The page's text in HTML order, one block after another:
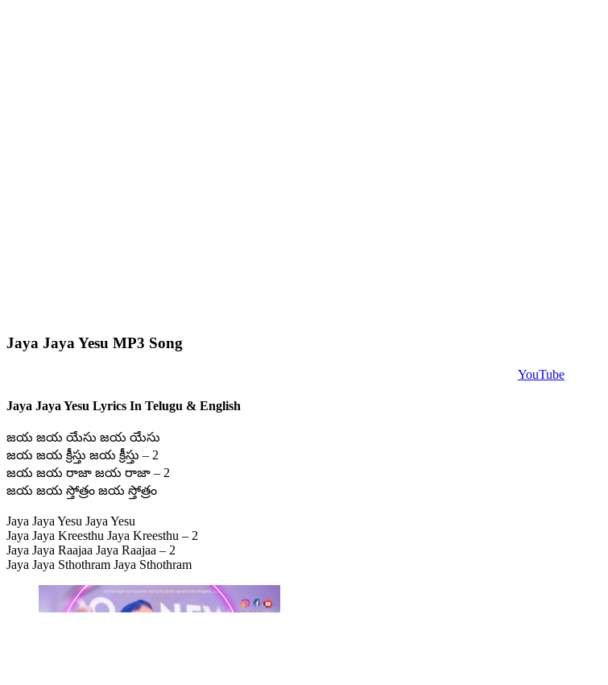
Jaya Jaya Yesu MP3 Song
YouTube
Jaya Jaya Yesu Lyrics In Telugu & English
జయ జయ యేసు జయ యేసు
జయ జయ క్రీస్తు జయ క్రీస్తు – 2
జయ జయ రాజా జయ రాజా – 2
జయ జయ స్తోత్రం జయ స్తోత్రం
Jaya Jaya Yesu Jaya Yesu
Jaya Jaya Kreesthu Jaya Kreesthu – 2
Jaya Jaya Raajaa Jaya Raajaa – 2
Jaya Jaya Sthothram Jaya Sthothram